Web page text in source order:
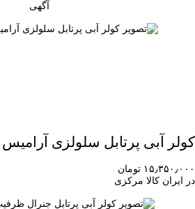
آگهی
کولر آبی پرتابل سلولزی آرامیس
۱۵٫۳۵۰٫۰۰۰ تومان
در ایران کالا مرکزی